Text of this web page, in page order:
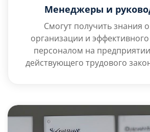
Менеджеры и
Смогут получить знания
организации и
персоналом на
действующего трудового